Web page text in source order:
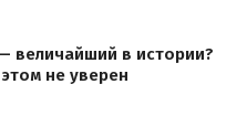
величайший в истории?
не уверен